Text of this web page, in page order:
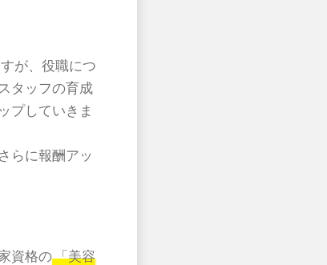
が、役職につ
タッフの育成
プしていきま
らに報酬アッ
資格の「美容